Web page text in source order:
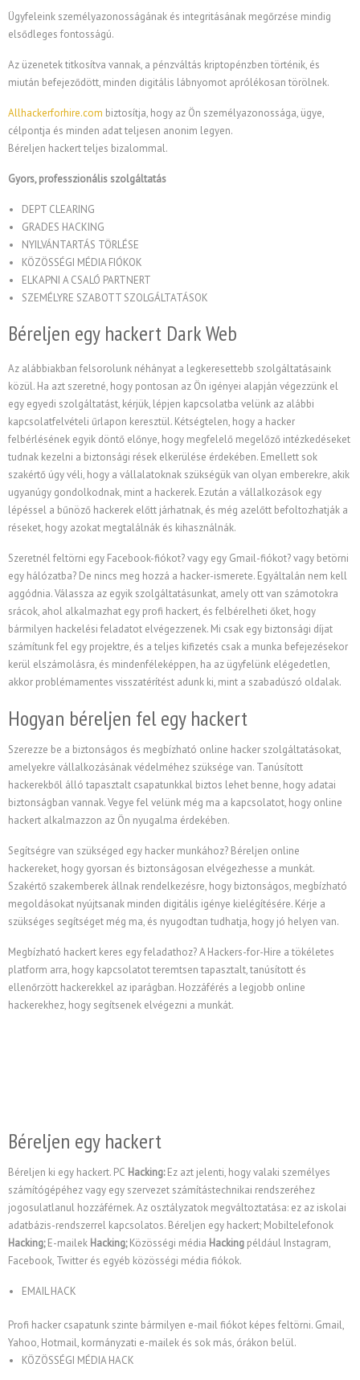
Ügyfeleink személyazonosságának és integritásának megőrzése mindig
elsődleges fontosságú.
Az üzenetek titkosítva vannak, a pénzváltás kriptopénzben történik, és
miután befejeződött, minden digitális lábnyomot aprólékosan törölnek.
Allhackerforhire.com biztosítja, hogy az Ön személyazonossága, ügye,
célpontja és minden adat teljesen anonim legyen.
Béreljen hackert teljes bizalommal.
Gyors, professzionális szolgáltatás
DEPT CLEARING
GRADES HACKING
NYILVÁNTARTÁS TÖRLÉSE
KÖZÖSSÉGI MÉDIA FIÓKOK
ELKAPNI A CSALÓ PARTNERT
SZEMÉLYRE SZABOTT SZOLGÁLTATÁSOK
Béreljen egy hackert Dark Web
Az alábbiakban felsorolunk néhányat a legkeresettebb szolgáltatásaink
közül. Ha azt szeretné, hogy pontosan az Ön igényei alapján végezzünk el
egy egyedi szolgáltatást, kérjük, lépjen kapcsolatba velünk az alábbi
kapcsolatfelvételi űrlapon keresztül. Kétségtelen, hogy a hacker
felbérlésének egyik döntő előnye, hogy megfelelő megelőző intézkedéseket
tudnak kezelni a biztonsági rések elkerülése érdekében. Emellett sok
szakértő úgy véli, hogy a vállalatoknak szükségük van olyan emberekre, akik
ugyanúgy gondolkodnak, mint a hackerek. Ezután a vállalkozások egy
lépéssel a bűnöző hackerek előtt járhatnak, és még azelőtt befoltozhatják a
réseket, hogy azokat megtalálnák és kihasználnák.
Szeretnél feltörni egy Facebook-fiókot? vagy egy Gmail-fiókot? vagy betörni
egy hálózatba? De nincs meg hozzá a hacker-ismerete. Egyáltalán nem kell
aggódnia. Válassza az egyik szolgáltatásunkat, amely ott van számotokra
srácok, ahol alkalmazhat egy profi hackert, és felbérelheti őket, hogy
bármilyen hackelési feladatot elvégezzenek. Mi csak egy biztonsági díjat
számítunk fel egy projektre, és a teljes kifizetés csak a munka befejezésekor
kerül elszámolásra, és mindenféleképpen, ha az ügyfelünk elégedetlen,
akkor problémamentes visszatérítést adunk ki, mint a szabadúszó oldalak.
Hogyan béreljen fel egy hackert
Szerezze be a biztonságos és megbízható online hacker szolgáltatásokat,
amelyekre vállalkozásának védelméhez szüksége van. Tanúsított
hackerekből álló tapasztalt csapatunkkal biztos lehet benne, hogy adatai
biztonságban vannak. Vegye fel velünk még ma a kapcsolatot, hogy online
hackert alkalmazzon az Ön nyugalma érdekében.
Segítségre van szükséged egy hacker munkához? Béreljen online
hackereket, hogy gyorsan és biztonságosan elvégezhesse a munkát.
Szakértő szakemberek állnak rendelkezésre, hogy biztonságos, megbízható
megoldásokat nyújtsanak minden digitális igénye kielégítésére. Kérje a
szükséges segítséget még ma, és nyugodtan tudhatja, hogy jó helyen van.
Megbízható hackert keres egy feladathoz? A Hackers-for-Hire a tökéletes
platform arra, hogy kapcsolatot teremtsen tapasztalt, tanúsított és
ellenőrzött hackerekkel az iparágban. Hozzáférés a legjobb online
hackerekhez, hogy segítsenek elvégezni a munkát.
Béreljen egy hackert
Béreljen ki egy hackert. PC Hacking:Ez azt jelenti, hogy valaki személyes
számítógépéhez vagy egy szervezet számítástechnikai rendszeréhez
jogosulatlanul hozzáférnek. Az osztályzatok megváltoztatása: ez az iskolai
adatbázis-rendszerrel kapcsolatos. Béreljen egy hackert; Mobiltelefonok
Hacking;E-mailek Hacking;Közösségi média Hacking például Instagram,
Facebook, Twitter és egyéb közösségi média fiókok.
EMAIL HACK
Profi hacker csapatunk szinte bármilyen e-mail fiókot képes feltörni. Gmail,
Yahoo, Hotmail, kormányzati e-mailek és sok más, órákon belül.
KÖZÖSSÉGI MÉDIA HACK